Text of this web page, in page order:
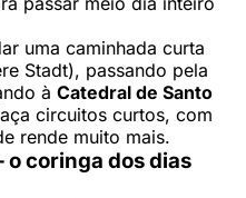
uma caminhada curta
Stadt), passando pela
à Catedral de Santo
circuitos curtos, com
rende muito mais.
coringa dos dias